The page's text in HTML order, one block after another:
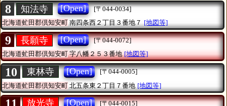
8 知法寺 [Open]
[〒044-0034]
北海道虻田郡倶知安町南四条西２丁目３番地７ [地図等]
9 長願寺 [Open]
[〒044-0072]
北海道虻田郡倶知安町字八幡２５３番地 [地図等]
10 東林寺 [Open]
[〒044-0005]
北海道虻田郡倶知安町 北五条東２丁目７番地 [地図等]
放光寺 [Open]
[〒044-0015]